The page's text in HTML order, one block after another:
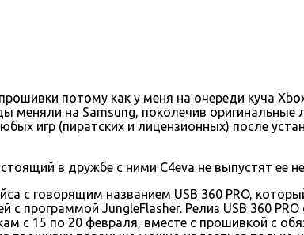
потому как у меня на очереди куча
меняли на Samsung, поколечив
игр (пиратских и лицензионных) после
в дружбе с ними C4eva не выпустят ее
с говорящим названием USB 360 PRO,
с программой JungleFlasher. Релиз USB 360
с 15 по 20 февраля, вместе с прошивкой с